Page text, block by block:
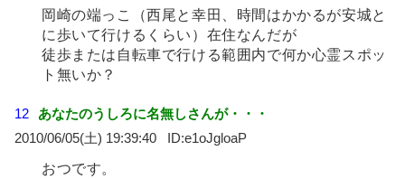
岡崎の端っこ（西尾と幸田、時間はかかるが安城と
に歩いて行けるくらい）在住なんだが
徒歩または自転車で行ける範囲内で何か心霊スポッ
ト無いか？
12
あなたのうしろに名無しさんが・・・
2010/06/05(土) 19:39:40
e1oJgloaP
おつです。